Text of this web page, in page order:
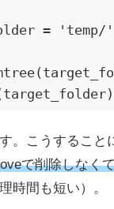
= 'temp/'
。こうすること
で削除しなく
時間も短い）。